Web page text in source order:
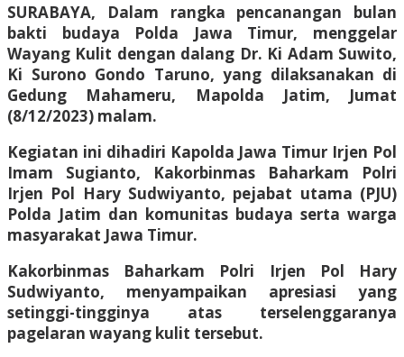
SURABAYA, Dalam rangka pencanangan bulan
bakti budaya Polda Jawa Timur, menggelar
Wayang Kulit dengan dalang Dr. Ki Adam Suwito,
Ki Surono Gondo Taruno, yang dilaksanakan di
Gedung Mahameru, Mapolda Jatim, Jumat
(8/12/2023) malam.
Kegiatan ini dihadiri Kapolda Jawa Timur Irjen Pol
Imam Sugianto, Kakorbinmas Baharkam Polri
Irjen Pol Hary Sudwiyanto, pejabat utama (PJU)
Polda Jatim dan komunitas budaya serta warga
masyarakat Jawa Timur.
Kakorbinmas Baharkam Polri Irjen Pol Hary
Sudwiyanto, menyampaikan apresiasi yang
setinggi-tingginya atas terselenggaranya
pagelaran wayang kulit tersebut.